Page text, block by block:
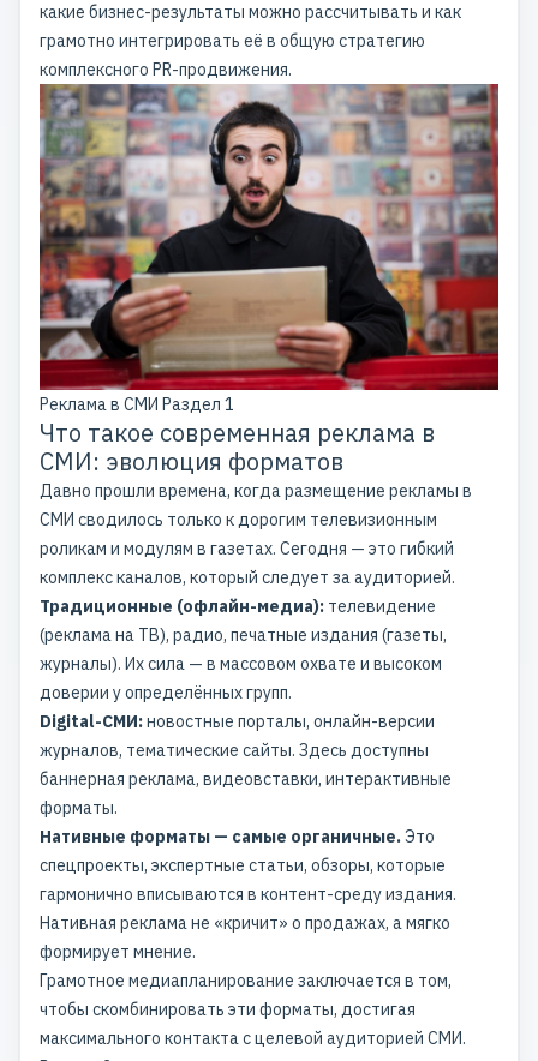
какие бизнес-результаты можно рассчитывать и как
грамотно интегрировать её в общую стратегию
комплексного PR-продвижения.
Реклама в СМИ Раздел 1
Что такое современная реклама в
СМИ: эволюция форматов
Давно прошли времена, когда размещение рекламы в
СМИ сводилось только к дорогим телевизионным
роликам и модулям в газетах. Сегодня — это гибкий
комплекс каналов, который следует за аудиторией.
Традиционные (офлайн-медиа): телевидение
(реклама на ТВ), радио, печатные издания (газеты,
журналы). Их сила — в массовом охвате и высоком
доверии у определённых групп.
Digital-СМИ:новостные порталы, онлайн-версии
журналов, тематические сайты. Здесь доступны
баннерная реклама, видеовставки, интерактивные
форматы.
Нативные форматы — самые органичные.Это
спецпроекты, экспертные статьи, обзоры, которые
гармонично вписываются в контент-среду издания.
Нативная реклама не «кричит» о продажах, а мягко
формирует мнение.
Грамотное медиапланирование заключается в том,
чтобы скомбинировать эти форматы, достигая
максимального контакта с целевой аудиторией СМИ.